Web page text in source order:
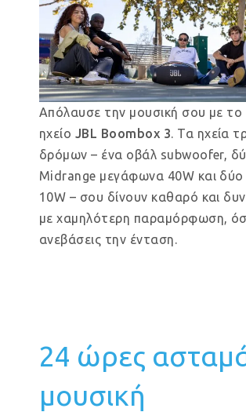
Απόλαυσε την μουσική σου με
ηχείο JBL Boombox 3. Τα ηχεία
δρόμων – ένα οβάλ subwoofer,
Midrange μεγάφωνα 40W και
10W – σου δίνουν καθαρό και
με χαμηλότερη παραμόρφωση,
ανεβάσεις την ένταση.
24 ώρες
μουσική